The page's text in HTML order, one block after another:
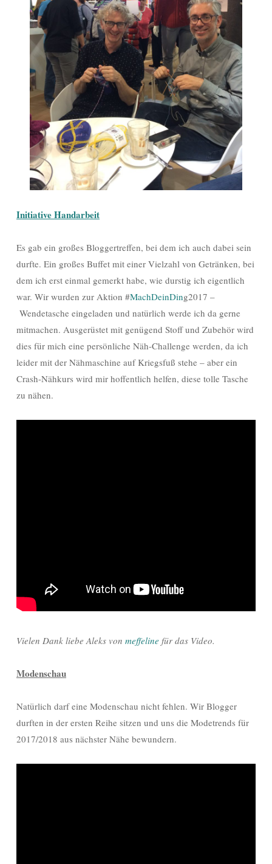
Initiative Handarbeit
Es gab ein großes Bloggertreffen, bei dem ich auch dabei sein
durfte. Ein großes Buffet mit einer Vielzahl von Getränken, bei
dem ich erst einmal gemerkt habe, wie durstig ich eigentlich
war. Wir wurden zur Aktion #MachDeinDing2017 –
Wendetasche eingeladen und natürlich werde ich da gerne
mitmachen. Ausgerüstet mit genügend Stoff und Zubehör wird
dies für mich eine persönliche Näh-Challenge werden, da ich
leider mit der Nähmaschine auf Kriegsfuß stehe – aber ein
Crash-Nähkurs wird mir hoffentlich helfen, diese tolle Tasche
zu nähen.
Vielen Dank liebe Aleks von meffeline für das Video.
Modenschau
Natürlich darf eine Modenschau nicht fehlen. Wir Blogger
durften in der ersten Reihe sitzen und uns die Modetrends für
2017/2018 aus nächster Nähe bewundern.